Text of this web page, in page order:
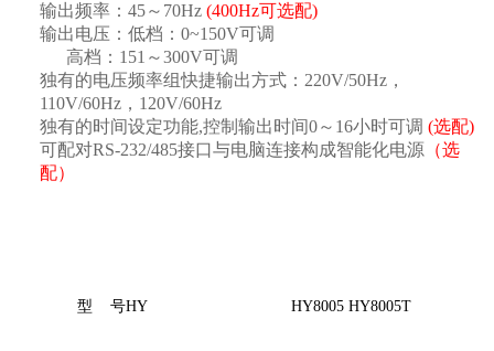
输出频率： 45～ 70Hz (400Hz可选配)
输出电压：低档： 0~150V可调
高档： 151 ～300V可调
独有的电压频率组快捷输出方式： 220V/50Hz ，
110V/60Hz ， 120V/60Hz
独有的时间设定功能,控制输出时间0～ 16小时可调 (选配)
可配对RS-232/485接口与电脑连接构成智能化电源 （选
配）
型 号HY HY8005 HY8005T